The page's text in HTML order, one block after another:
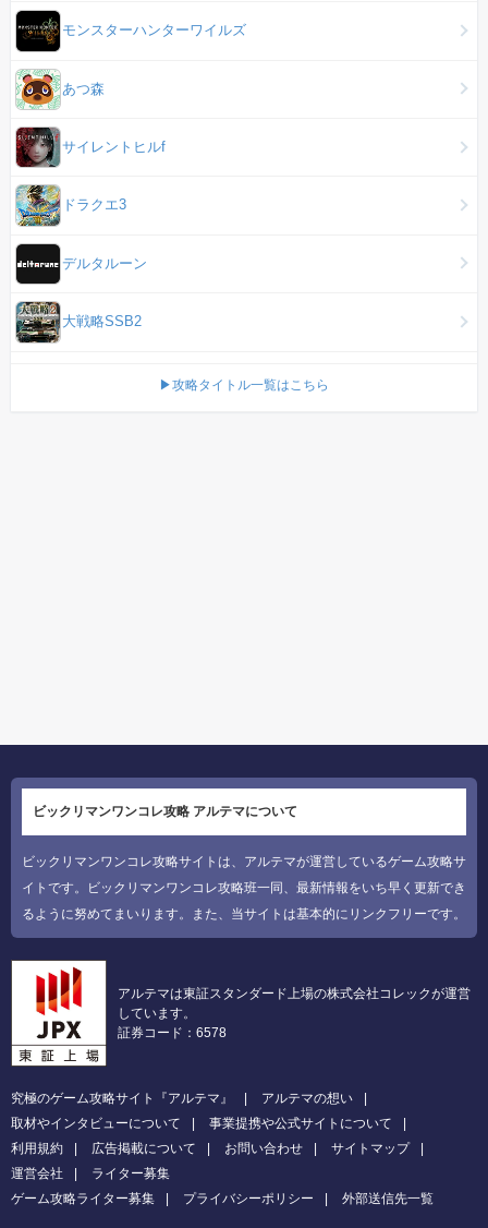
モンスターハンターワイルズ
あつ森
サイレントヒルf
ドラクエ3
デルタルーン
大戦略SSB2
▶攻略タイトル一覧はこちら
ビックリマンワンコレ攻略 アルテマについて
ビックリマンワンコレ攻略サイトは、アルテマが運営しているゲーム攻略サ
イトです。ビックリマンワンコレ攻略班一同、最新情報をいち早く更新でき
るように努めてまいります。また、当サイトは基本的にリンクフリーです。
アルテマは東証スタンダード上場の株式会社コレックが運営
しています。
証券コード：6578
究極のゲーム攻略サイト『アルテマ』
アルテマの想い
取材やインタビューについて
事業提携や公式サイトについて
利用規約
広告掲載について お問い合わせ
サイトマップ
運営会社
ライター募集
ゲーム攻略ライター募集
プライバシーポリシー 外部送信先一覧